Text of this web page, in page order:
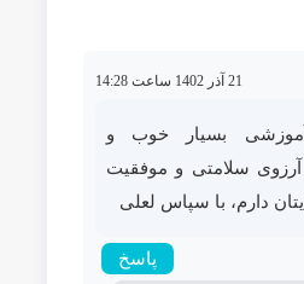
21 آذر 1402 ساعت 14:28
بسیار خوب و
سلامتی و موفقیت
دارم، با سپاس لعلی
پاسخ